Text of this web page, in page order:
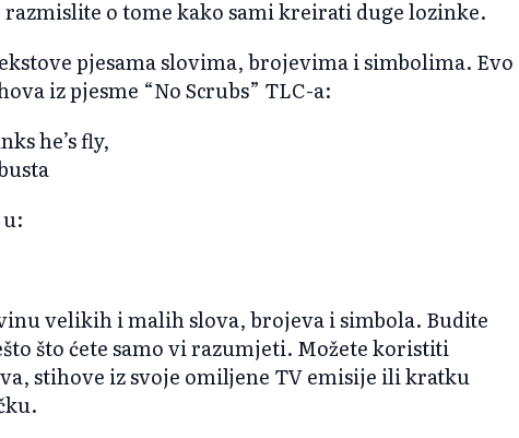
o tome kako sami kreirati duge lozinke.
pjesama slovima, brojevima i simbolima. Evo
iz pjesme “No Scrubs” TLC-a:
he’s fly,
velikih i malih slova, brojeva i simbola. Budite
što ćete samo vi razumjeti. Možete koristiti
stihove iz svoje omiljene TV emisije ili kratku